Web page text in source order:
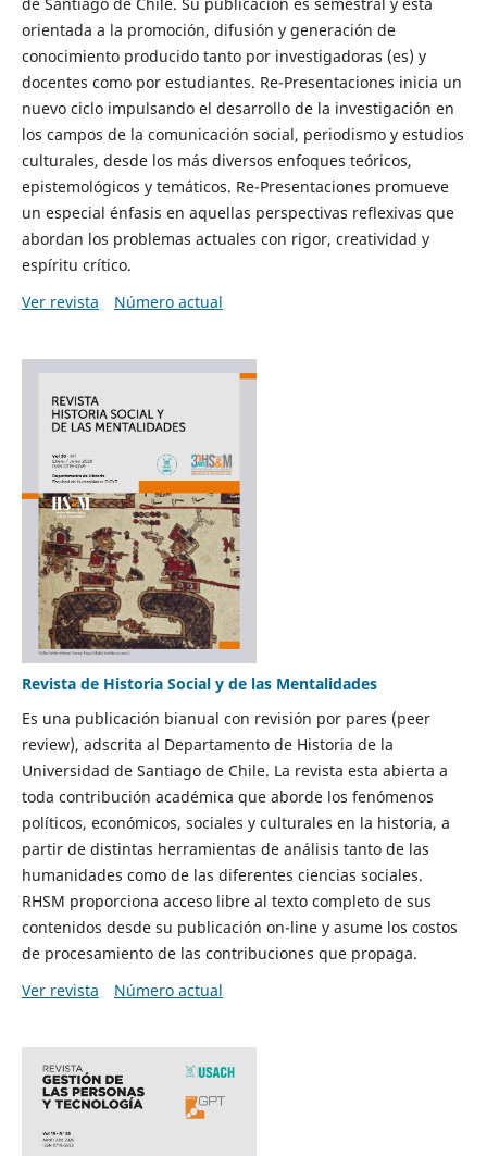
orientada a la promoción, difusión y generación de
conocimiento producido tanto por investigadoras (es) y
docentes como por estudiantes. Re-Presentaciones inicia un
nuevo ciclo impulsando el desarrollo de la investigación en
los campos de la comunicación social, periodismo y estudios
culturales, desde los más diversos enfoques teóricos,
epistemológicos y temáticos. Re-Presentaciones promueve
un especial énfasis en aquellas perspectivas reflexivas que
abordan los problemas actuales con rigor, creatividad y
espíritu crítico.
Ver revista
Número actual
Revista de Historia Social y de las Mentalidades
Es una publicación bianual con revisión por pares (peer
review), adscrita al Departamento de Historia de la
Universidad de Santiago de Chile. La revista esta abierta a
toda contribución académica que aborde los fenómenos
políticos, económicos, sociales y culturales en la historia, a
partir de distintas herramientas de análisis tanto de las
humanidades como de las diferentes ciencias sociales.
RHSM proporciona acceso libre al texto completo de sus
contenidos desde su publicación on-line y asume los costos
de procesamiento de las contribuciones que propaga.
Ver revista
Número actual